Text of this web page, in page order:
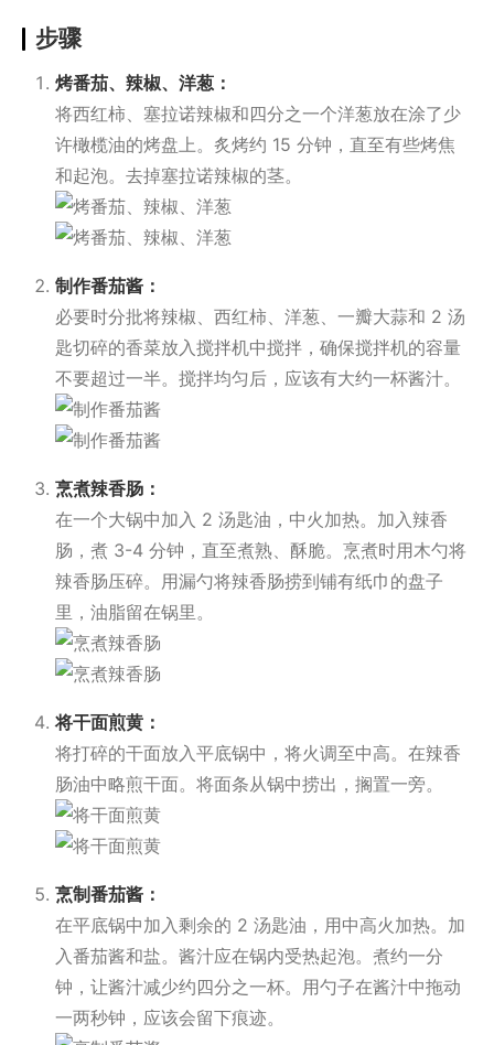
步骤
烤番茄、辣椒、洋葱：
将西红柿、塞拉诺辣椒和四分之一个洋葱放在涂了少
许橄榄油的烤盘上。炙烤约 15 分钟，直至有些烤焦
和起泡。去掉塞拉诺辣椒的茎。
制作番茄酱：
必要时分批将辣椒、西红柿、洋葱、一瓣大蒜和 2 汤
匙切碎的香菜放入搅拌机中搅拌，确保搅拌机的容量
不要超过一半。搅拌均匀后，应该有大约一杯酱汁。
烹煮辣香肠：
在一个大锅中加入 2 汤匙油，中火加热。加入辣香
肠，煮 3-4 分钟，直至煮熟、酥脆。烹煮时用木勺将
辣香肠压碎。用漏勺将辣香肠捞到铺有纸巾的盘子
里，油脂留在锅里。
将干面煎黄：
将打碎的干面放入平底锅中，将火调至中高。在辣香
肠油中略煎干面。将面条从锅中捞出，搁置一旁。
烹制番茄酱：
在平底锅中加入剩余的 2 汤匙油，用中高火加热。加
入番茄酱和盐。酱汁应在锅内受热起泡。煮约一分
钟，让酱汁减少约四分之一杯。用勺子在酱汁中拖动
一两秒钟，应该会留下痕迹。